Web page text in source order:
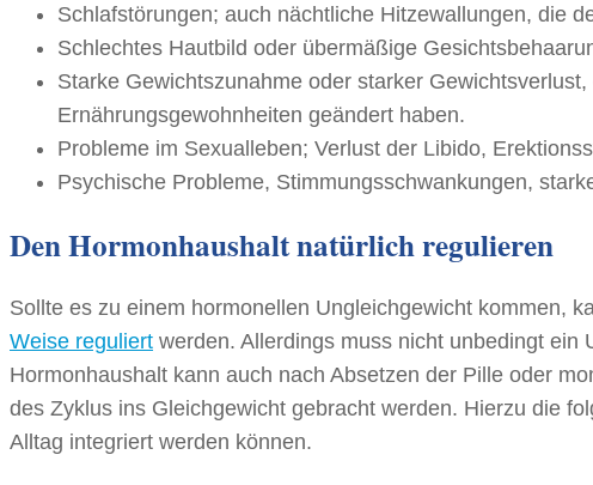
Schlafstörungen; auch nächtliche Hitzewallungen, die
Schlechtes Hautbild oder übermäßige
Starke Gewichtszunahme oder starker
Ernährungsgewohnheiten geändert haben.
Probleme im Sexualleben; Verlust der Libido,
Psychische Probleme, Stimmungsschwankungen,
Den Hormonhaushalt natürlich regulieren
Sollte es zu einem hormonellen Ungleichgewicht kommen,
Weise reguliert werden. Allerdings muss nicht unbedingt ein
Hormonhaushalt kann auch nach Absetzen der Pille oder
des Zyklus ins Gleichgewicht gebracht werden. Hierzu die
Alltag integriert werden können.